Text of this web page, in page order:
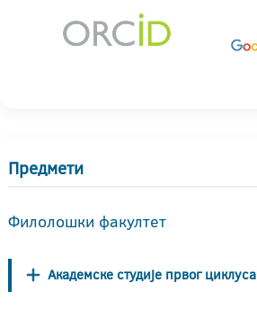
Предмети
Филолошки факултет
Академске студије првог циклуса